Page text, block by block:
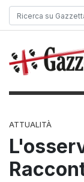
ATTUALITÀ